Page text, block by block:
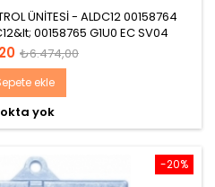
ÜNİTESİ - ALDC12 00158764
00158765 G1U0 EC SV04
Normal
fiyat
₺6.474,00
ekle
yok
-20%